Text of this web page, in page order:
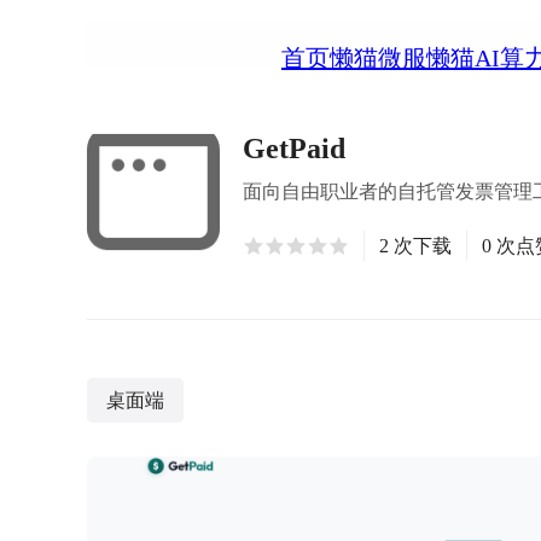
首页懒猫微服懒猫AI算
GetPaid
面向自由职业者的自托管发票管理
2 次下载 0 次点
桌面端